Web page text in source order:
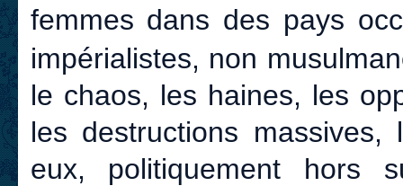
femmes dans des pays
impérialistes, non
le chaos, les haines, les
les destructions
eux, politiquement hors